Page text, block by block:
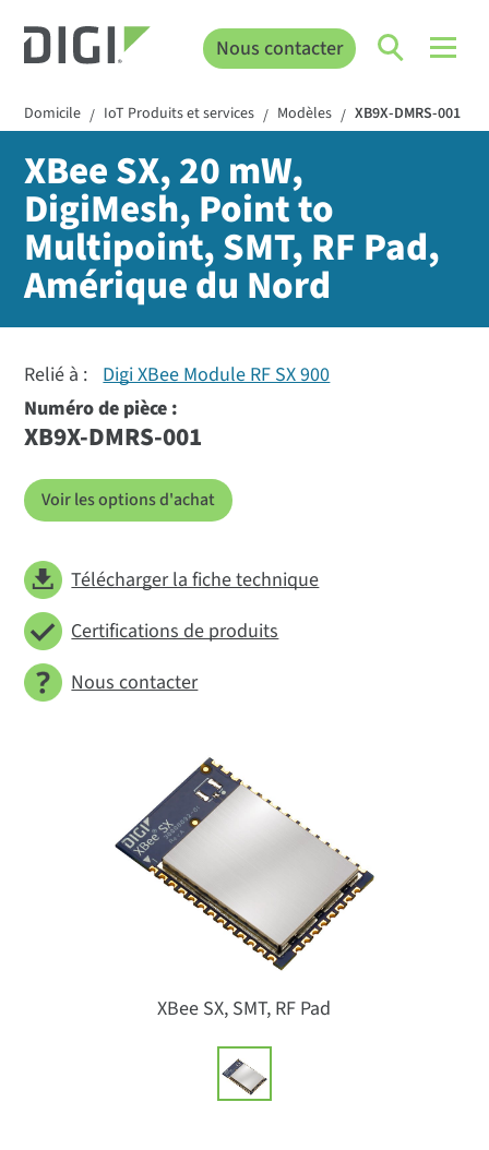
Nous contacter
Domicile / IoT Produits et services / Modèles / XB9X-DMRS-001
XBee SX, 20 mW,
DigiMesh, Point to
Multipoint, SMT, RF Pad,
Amérique du Nord
Relié à : Digi XBee Module RF SX 900
XBee SX, SMT, RF Pad
Numéro de pièce :
XB9X-DMRS-001
Voir les options d'achat
Télécharger la fiche technique
Certifications de produits
Nous contacter